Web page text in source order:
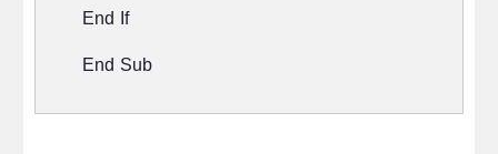
End If
End Sub